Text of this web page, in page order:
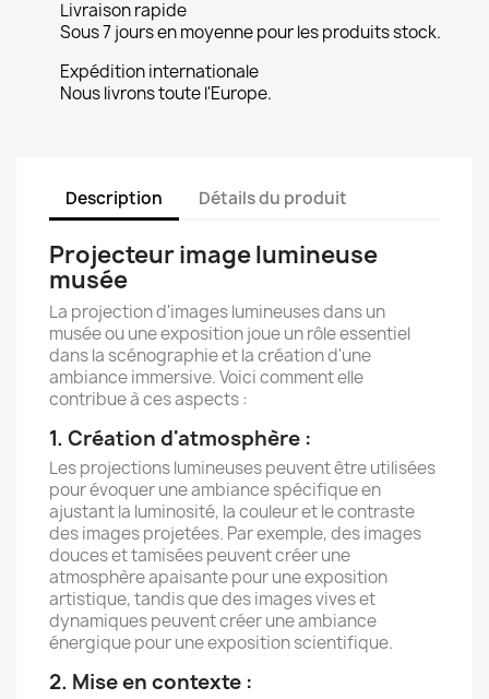
Livraison rapide
Sous 7 jours en moyenne pour les produits stock.
Expédition internationale
Nous livrons toute l'Europe.
Description Détails du produit
Projecteur image lumineuse
musée
La projection d'images lumineuses dans un
musée ou une exposition joue un rôle essentiel
dans la scénographie et la création d'une
ambiance immersive. Voici comment elle
contribue à ces aspects :
1. Création d'atmosphère :
Les projections lumineuses peuvent être utilisées
pour évoquer une ambiance spécifique en
ajustant la luminosité, la couleur et le contraste
des images projetées. Par exemple, des images
douces et tamisées peuvent créer une
atmosphère apaisante pour une exposition
artistique, tandis que des images vives et
dynamiques peuvent créer une ambiance
énergique pour une exposition scientifique.
2. Mise en contexte :